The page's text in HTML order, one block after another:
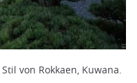
von Rokkaen, Kuwana.